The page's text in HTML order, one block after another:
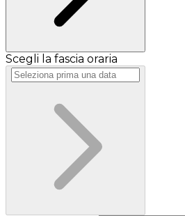
Scegli la fascia oraria